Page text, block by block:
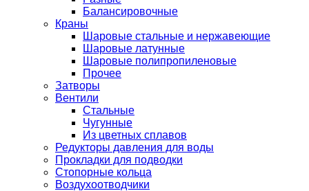
Балансировочные
Краны
Шаровые стальные и нержавеющие
Шаровые латунные
Шаровые полипропиленовые
Прочее
Затворы
Вентили
Стальные
Чугунные
Из цветных сплавов
Редукторы давления для воды
Прокладки для подводки
Стопорные кольца
Воздухоотводчики